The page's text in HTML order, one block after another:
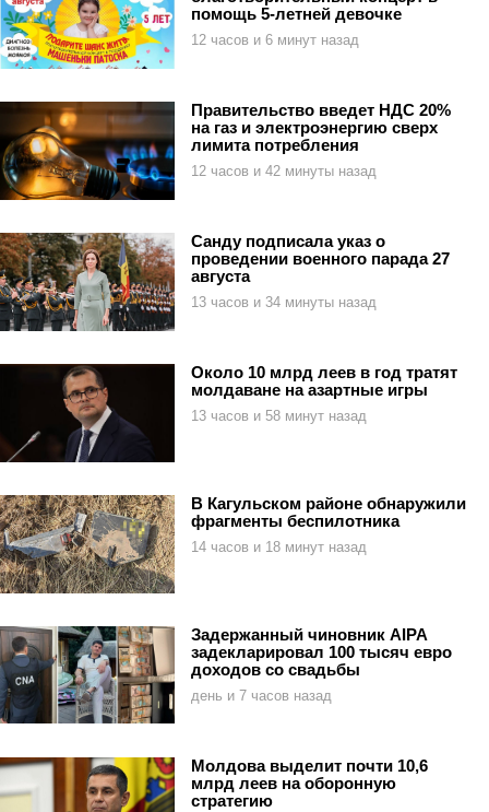
помощь 5-летней девочке
12 часов и 6 минут назад
Правительство введет НДС 20%
на газ и электроэнергию сверх
лимита потребления
12 часов и 42 минуты назад
Санду подписала указ о
проведении военного парада 27
августа
13 часов и 34 минуты назад
Около 10 млрд леев в год тратят
молдаване на азартные игры
13 часов и 58 минут назад
В Кагульском районе обнаружили
фрагменты беспилотника
14 часов и 18 минут назад
Задержанный чиновник AIPA
задекларировал 100 тысяч евро
доходов со свадьбы
день и 7 часов назад
Молдова выделит почти 10,6
млрд леев на оборонную
стратегию